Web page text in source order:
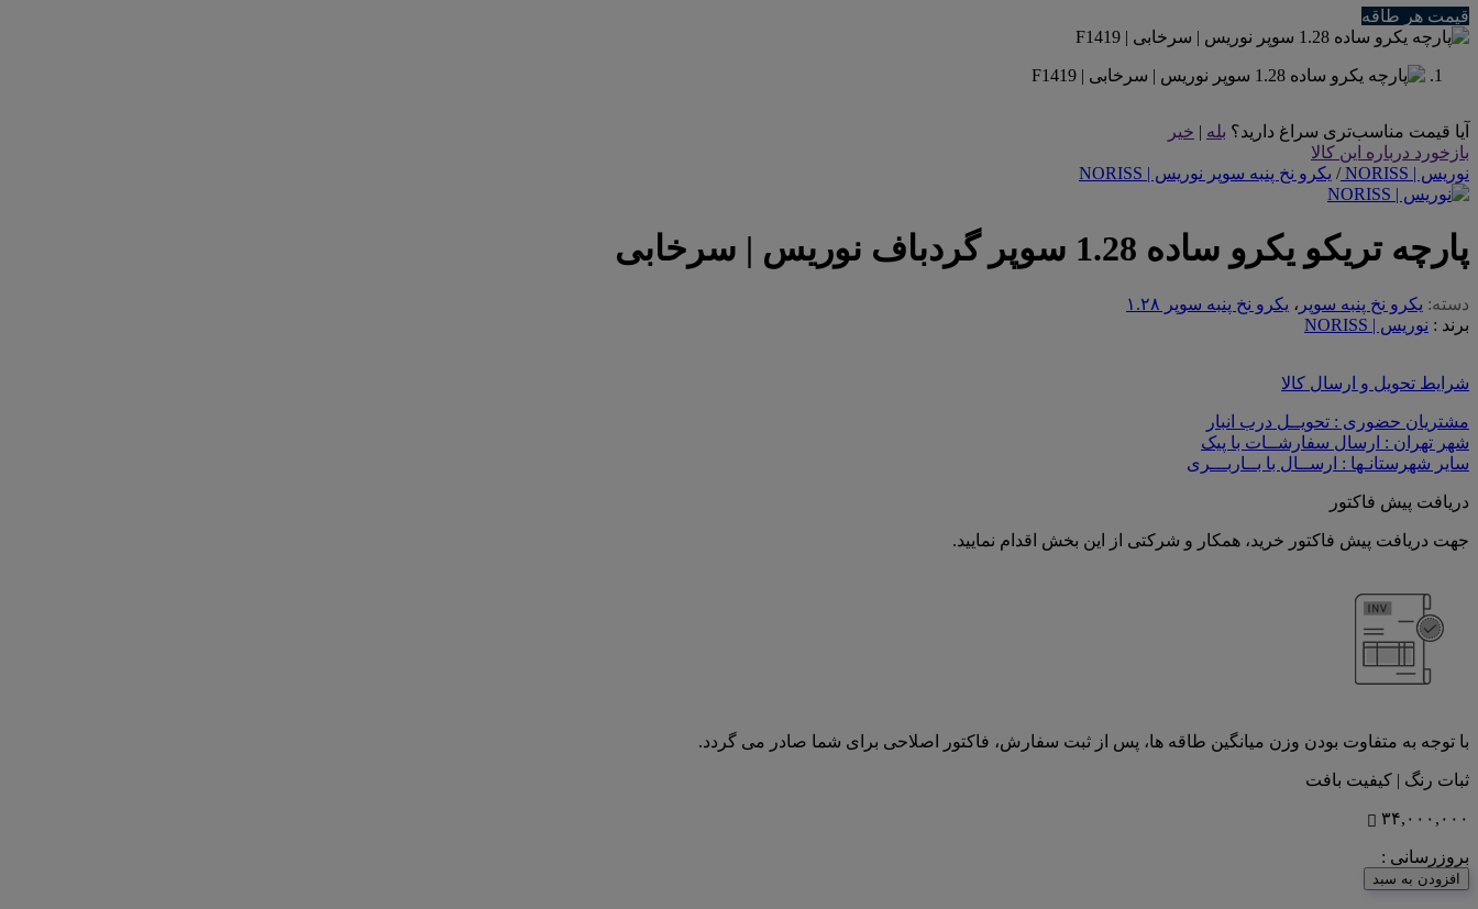
قیمت هر طاقه
آیا قیمت مناسب‌تری سراغ دارید؟ بله | خیر
بازخورد درباره این کالا
نوریس | NORISS
/ یکرو نخ پنبه سوپر نوریس | NORISS
پارچه تریکو یکرو ساده 1.28 سوپر گردباف نوریس | سرخابی
دسته: یکرو نخ پنبه سوپر ، یکرو نخ پنبه سوپر ۱.۲۸
برند : نوریس | NORISS
شرایط تحویل و ارسال کالا
مشتریان حضوری : تحویــل درب انبار
شهر تهران : ارسال سفارشــات با پیک
سایر شهرستانـها : ارســال با بــاربـــری
دریافت پیش فاکتور
جهت دریافت پیش فاکتور خرید، همکار و شرکتی از این بخش اقدام نمایید.
با توجه به متفاوت بودن وزن میانگین طاقه ها، پس از ثبت سفارش، فاکتور اصلاحی برای شما صادر می گردد.
ثبات رنگ | کیفیت بافت
۳۴,۰۰۰,۰۰۰
بروزرسانی :
افزودن به سبد